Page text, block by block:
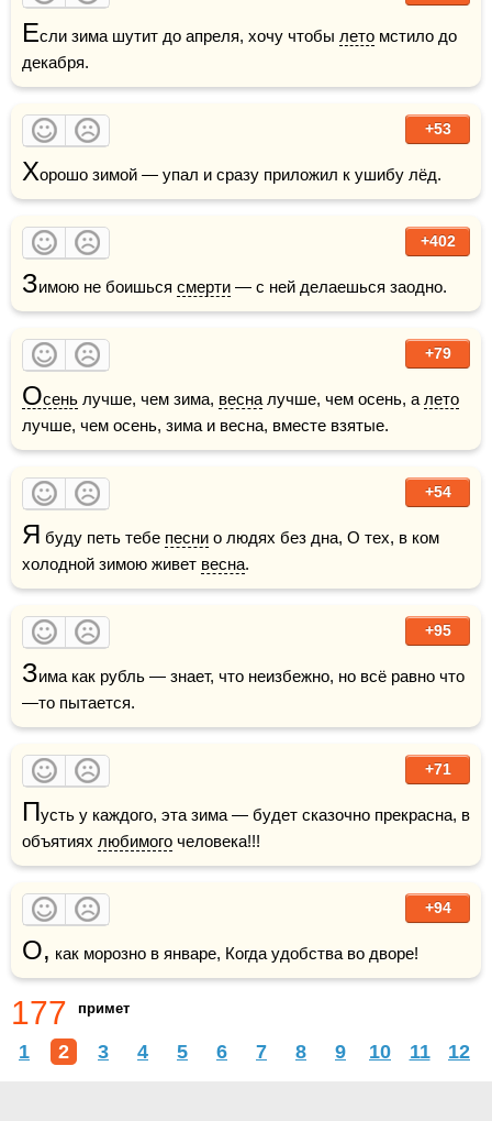
Если зима шутит до апреля, хочу чтобы лето мстило до
декабря.
+53
Хорошо зимой — упал и сразу приложил к ушибу лёд.
+402
Зимою не боишься смерти — с ней делаешься заодно.
+79
Осень лучше, чем зима, весна лучше, чем осень, а лето
лучше, чем осень, зима и весна, вместе взятые.
+54
Я буду петь тебе песни о людях без дна, О тех, в ком
холодной зимою живет весна.
+95
Зима как рубль — знает, что неизбежно, но всё равно что
—то пытается.
+71
Пусть у каждого, эта зима — будет сказочно прекрасна, в
объятиях любимого человека!!!
+94
О, как морозно в январе, Когда удобства во дворе!
177 примет
1 2 3 4 5 6 7 8 9 10 11 12